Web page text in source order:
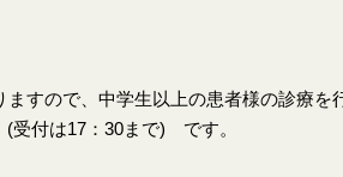
すので、中学生以上の患者様の診療を
付は17：30まで) です。